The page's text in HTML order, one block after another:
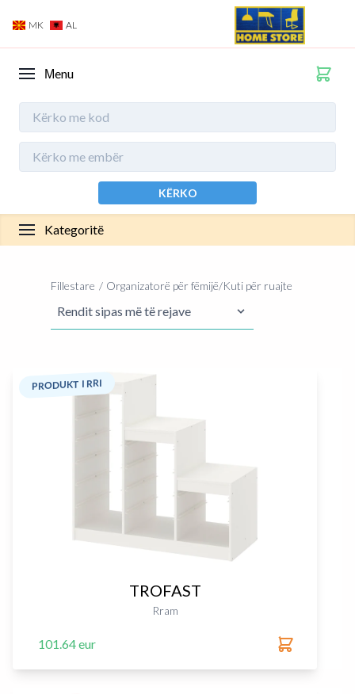
MK AL
Мenu
KËRKO
Kategoritë
Fillestare Organizatorë për fëmijë/Kuti për ruajte
PRODUKT I RRI
TROFAST
Rram
101.64 eur